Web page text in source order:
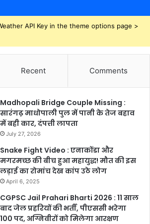
API Key in the theme options page >
Recent Comments
Madhopali Bridge Couple Missing :
सारंगढ़ माधोपाली पुल में पानी के तेज बहाव
में बही कार, दंपत्ती लापता
July 27, 2026
Snake Fight Video : एनाकोंडा और
मगरमच्छ की बीच हुआ महायुद्ध! मौत की इस
लड़ाई का रोमांच देख कांप उठे लोग
April 6, 2025
CGPSC Jail Prahari Bharti 2026 : 11 साल
बाद जेल प्रहरियों की भर्ती, पीएससी भरेगा
100 पद, अग्निवीरों को मिलेगा आरक्षण